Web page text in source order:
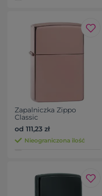
Zapalniczka Zippo
Classic
od 111,23 zł
Nieograniczona ilość